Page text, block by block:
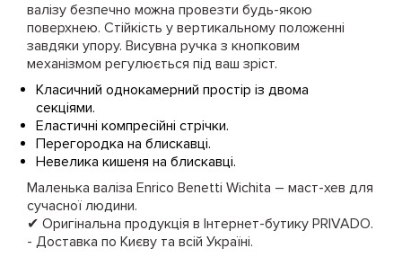
валізу безпечно можна провезти будь-якою
поверхнею. Стійкість у вертикальному положенні
завдяки упору. Висувна ручка з кнопковим
механізмом регулюється під ваш зріст.
Класичний однокамерний простір із двома
секціями.
Еластичні компресійні стрічки.
Перегородка на блискавці.
Невелика кишеня на блискавці.
Маленька валіза Enrico Benetti Wichita – маст-хев для
сучасної людини.
✔ Оригінальна продукція в Інтернет-бутику PRIVADO.
- Доставка по Києву та всій Україні.